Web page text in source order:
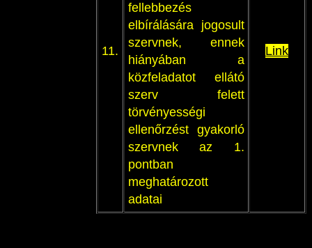
11.
fellebbezés
elbírálására jogosult
szervnek, ennek
hiányában a
közfeladatot ellátó
szerv felett
törvényességi
ellenőrzést gyakorló
szervnek az 1.
pontban
meghatározott
adatai
Link